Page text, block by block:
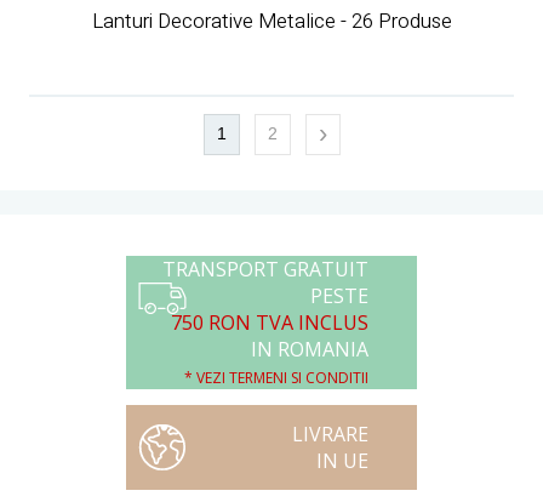
Lanturi Decorative Metalice - 26 Produse
1 2 ›
TRANSPORT GRATUIT
PESTE
750 RON TVA INCLUS
IN ROMANIA
* VEZI TERMENI SI CONDITII
LIVRARE
IN UE